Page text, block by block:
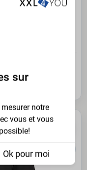
WRKRS
sur
notre
vous et vous
Ok pour moi